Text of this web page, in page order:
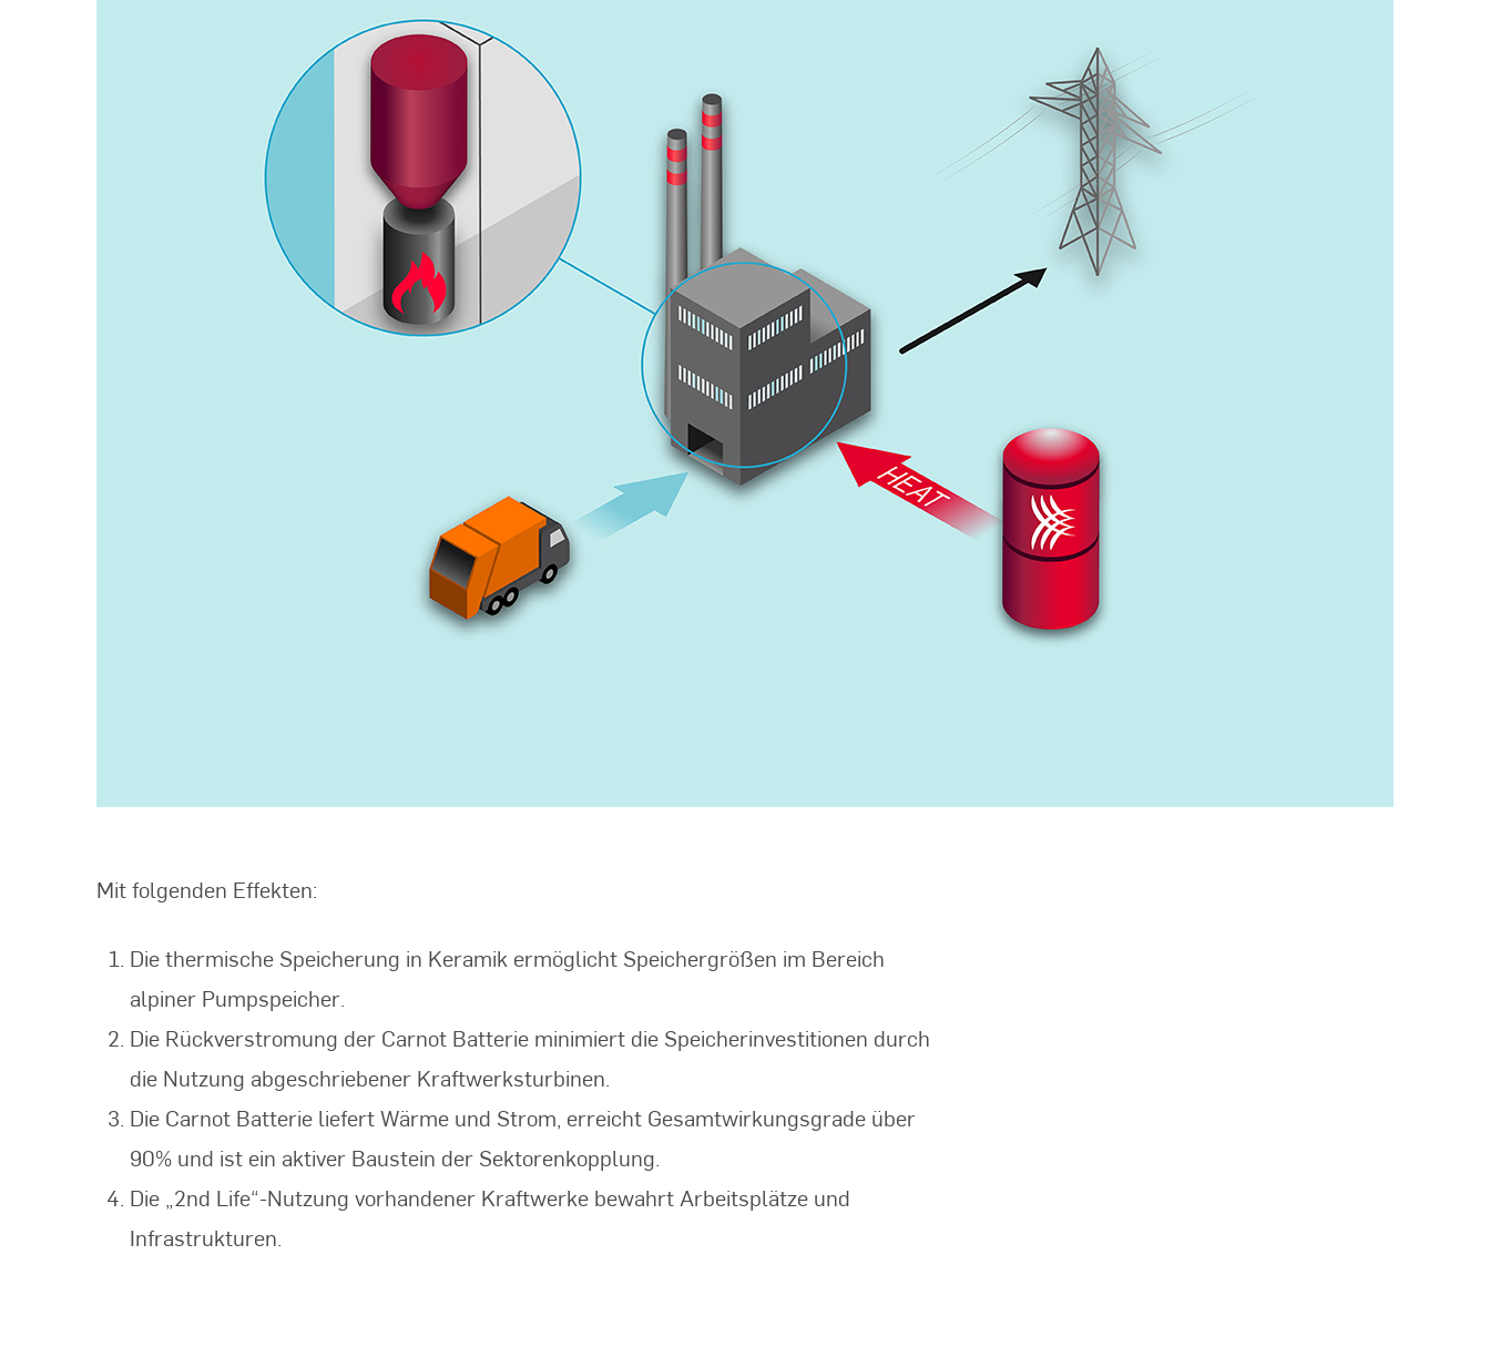
Mit folgenden Effekten:
Die thermische Speicherung in Keramik ermöglicht Speichergrößen im Bereich
alpiner Pumpspeicher.
Die Rückverstromung der Carnot Batterie minimiert die Speicherinvestitionen durch
die Nutzung abgeschriebener Kraftwerksturbinen.
Die Carnot Batterie liefert Wärme und Strom, erreicht Gesamtwirkungsgrade über
90% und ist ein aktiver Baustein der Sektorenkopplung.
Die „2nd Life“-Nutzung vorhandener Kraftwerke bewahrt Arbeitsplätze und
Infrastrukturen.